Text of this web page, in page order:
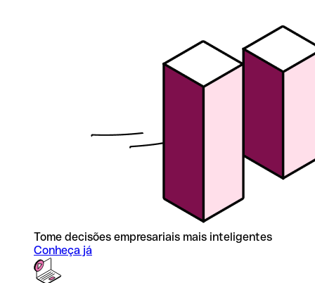
Tome decisões empresariais mais inteligentes
Conheça já